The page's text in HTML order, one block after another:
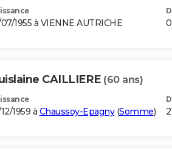
1955 à VIENNE AUTRICHE
CAILLIERE (60 ans)
1959 à Chaussoy-Epagny(Somme)